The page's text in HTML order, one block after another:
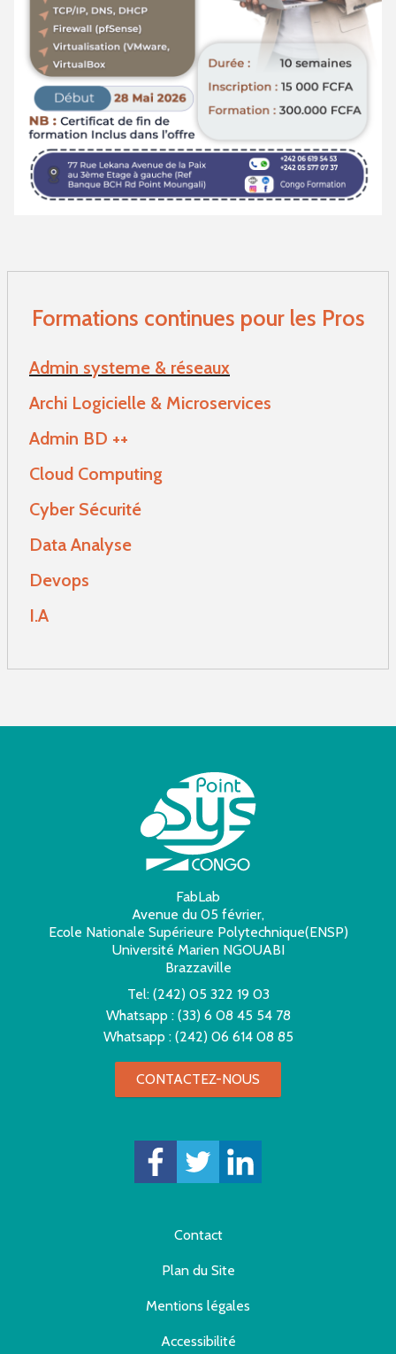
Formations continues pour les Pros
Admin systeme & réseaux
Archi Logicielle & Microservices
Admin BD ++
Cloud Computing
Cyber Sécurité
Data Analyse
Devops
I.A
FabLab
Avenue du 05 février,
Ecole Nationale Supérieure Polytechnique(ENSP)
Université Marien NGOUABI
Brazzaville
Tel: (242) 05 322 19 03
Whatsapp : (33) 6 08 45 54 78
Whatsapp : (242) 06 614 08 85
CONTACTEZ-NOUS
Contact
Plan du Site
Mentions légales
Accessibilité